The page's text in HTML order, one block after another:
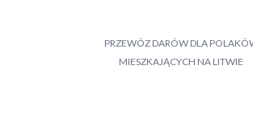
PRZEWÓZ DARÓW DLA
MIESZKAJĄCYCH NA LITWIE